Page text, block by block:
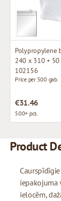
240 x 310 + 50
102156
Price per 500 gab.
€31.46
500+ pcs.
Product
iepakojuma
ielocēm,